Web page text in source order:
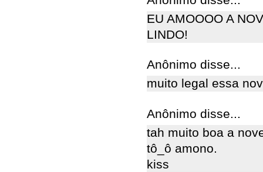
EU AMOOOO A
LINDO!
Anônimo disse...
muito legal essa
Anônimo disse...
tah muito boa a
tô_ô amono.
kiss